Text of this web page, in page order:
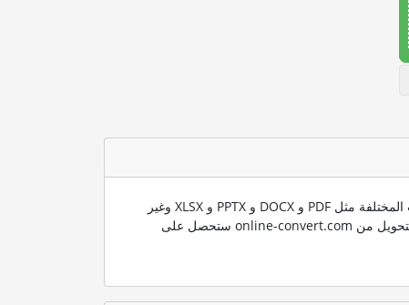
ندعم العديد من صيغ الملفات المختلفة مثل PDF و DOCX و PPTX و XLSX وغير
ذلك الكثير. باستخدام تقنية التحويل من online-convert.com ستحصل على